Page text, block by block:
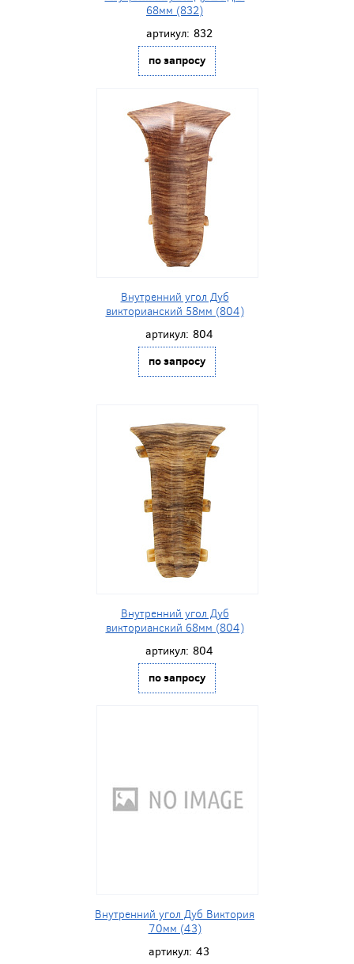
68мм (832)
артикул: 832
по запросу
Внутренний угол Дуб
викторианский 58мм (804)
артикул: 804
по запросу
Внутренний угол Дуб
викторианский 68мм (804)
артикул: 804
по запросу
Внутренний угол Дуб Виктория
70мм (43)
артикул: 43